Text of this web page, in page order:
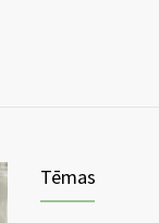
Tēmas